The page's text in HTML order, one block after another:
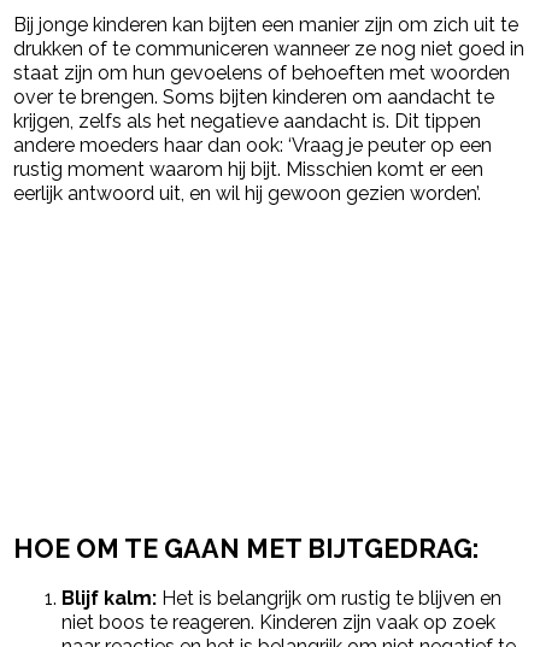
Bij jonge kinderen kan bijten een manier zijn om zich uit te
drukken of te communiceren wanneer ze nog niet goed in
staat zijn om hun gevoelens of behoeften met woorden
over te brengen. Soms bijten kinderen om aandacht te
krijgen, zelfs als het negatieve aandacht is. Dit tippen
andere moeders haar dan ook: ‘Vraag je peuter op een
rustig moment waarom hij bijt. Misschien komt er een
eerlijk antwoord uit, en wil hij gewoon gezien worden’.
HOE OM TE GAAN MET BIJTGEDRAG:
Blijf kalm: Het is belangrijk om rustig te blijven en
niet boos te reageren. Kinderen zijn vaak op zoek